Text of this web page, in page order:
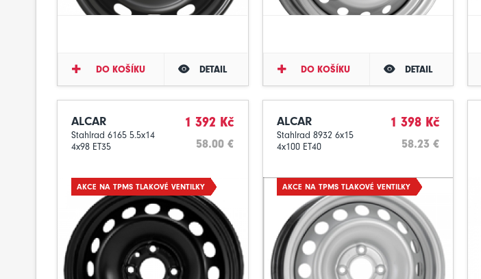
DO KOŠÍKU DETAIL DO KOŠÍKU DETAIL
ALCAR
Stahlrad 6165 5.5x14
4x98 ET35
1 392 Kč
58.00 €
AKCE NA TPMS TLAKOVÉ VENTILKY
ALCAR
Stahlrad 8932 6x15
4x100 ET40
1 398 Kč
58.23 €
AKCE NA TPMS TLAKOVÉ VENTILKY